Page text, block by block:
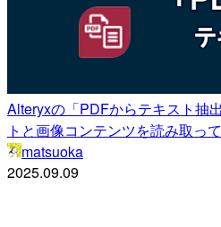
Alteryxの「PDFからテキスト抽
トと画像コンテンツを読み取っ
matsuoka
2025.09.09